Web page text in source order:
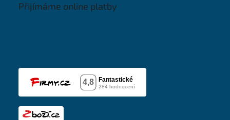
Přijímáme online platby